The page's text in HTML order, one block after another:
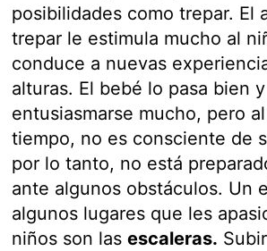
posibilidades como trepar. El
trepar le estimula mucho al
conduce a nuevas
alturas. El bebé lo pasa bien
entusiasmarse mucho, pero
tiempo, no es consciente de
por lo tanto, no está
ante algunos obstáculos. Un
algunos lugares que les
niños son lasescaleras.